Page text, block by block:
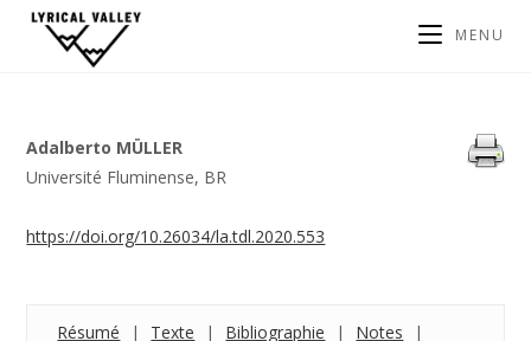
MENU
Adalberto MÜLLER
Université Fluminense, BR
https://doi.org/10.26034/la.tdl.2020.553
Résumé | Texte | Bibliographie | Notes
|